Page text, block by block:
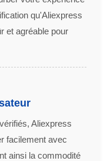
qu'Aliexpress
et agréable pour
Aliexpress
facilement avec
ainsi la commodité